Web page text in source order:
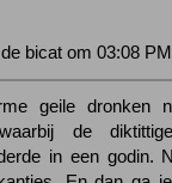
bicat om 03:08
geile dronken
de
in een godin.